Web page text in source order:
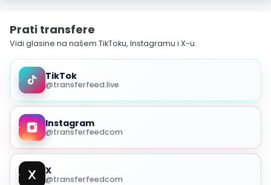
Prati transfere
Vidi glasine na našem TikToku, Instagramu i X-u.
TikTok
@transferfeed.live
Instagram
@transferfeedcom
X
@transferfeedcom